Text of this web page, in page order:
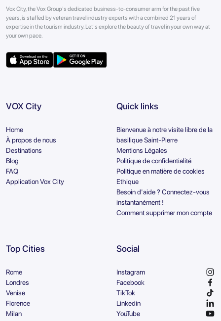
Vox City, the Vox Group's dedicated business-to-consumer arm for the past five
years, is staffed by veteran travel industry experts with a combined 21 years of
expertise in the tourism industry. Let's explore the beauty of travel in your own way at
your own pace.
VOX City
Home
À propos de nous
Destinations
Blog
FAQ
Application Vox City
Quick links
Bienvenue à notre visite libre de la
basilique Saint-Pierre
Mentions Légales
Politique de confidentialité
Politique en matière de cookies
Ethique
Besoin d'aide ? Connectez-vous
instantanément !
Comment supprimer mon compte
Top Cities
Rome
Londres
Venise
Florence
Milan
Social
Instagram
Facebook
TikTok
Linkedin
YouTube